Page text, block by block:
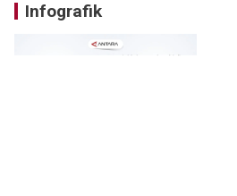
Infografik